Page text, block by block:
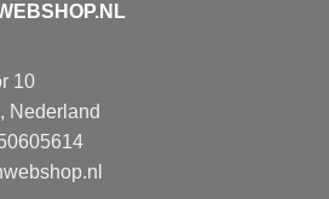
10
Nederland